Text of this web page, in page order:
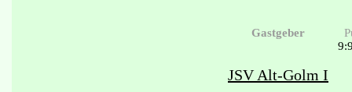
Gastgeber
JSV Alt-Golm I